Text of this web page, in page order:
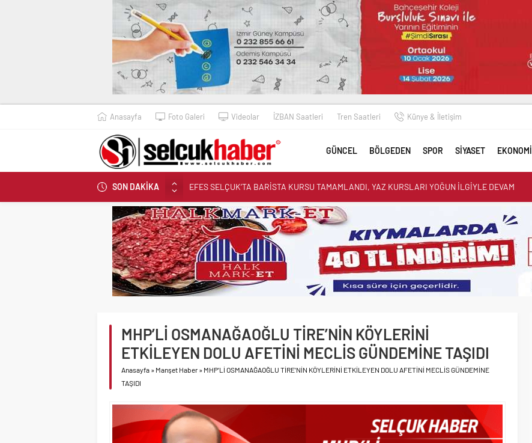
Anasayfa Foto Galeri Videolar İZBAN Saatleri Tren Saatleri Künye & İletişim
GÜNCEL BÖLGEDEN SPOR SİYASET EKONOMİ
SON DAKİKA
EFES SELÇUK’TA BARİSTA KURSU TAMAMLANDI, YAZ KURSLARI YOĞUN İLGİYLE DEVAM
Cumhur İttifakı’ndan Belevi Çıkarması: “Bu Kış Doğalgaz Geliyor”
İZBETON EKİPLERİ EFES SELÇUK’TA YOLLARI YENİLİYOR
ONBAŞIOĞLU: “SELÇUK 11 YILDIR HASTANE BEKLİYOR, İKTİDAR HÂLÂ BAHANE ÜRETİYOR”
EFES SELÇUK BELEDİYESİ EMEKÇİLERİNE ENGELLİ HAKLARI EĞİTİMİ
MHP’Lİ OSMANAĞAOĞLU TİRE’NİN KÖYLERİNİ
ETKİLEYEN DOLU AFETİNİ MECLİS GÜNDEMİNE TAŞIDI
Anasayfa » Manşet Haber » MHP’Lİ OSMANAĞAOĞLU TİRE’NİN KÖYLERİNİ ETKİLEYEN DOLU AFETİNİ MECLİS GÜNDEMİNE
TAŞIDI